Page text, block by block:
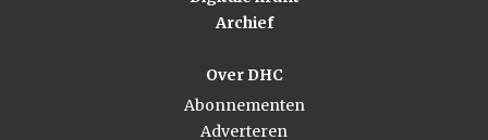
Archief
Over DHC
Abonnementen
Adverteren